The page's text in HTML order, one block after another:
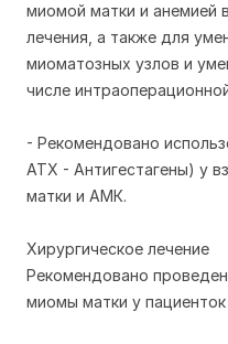
миомой матки и анемией
лечения, а также для
миоматозных узлов и
числе
- Рекомендовано
АТХ - Антигестагены) у
матки и АМК.
Хирургическое лечение
Рекомендовано
миомы матки у пациенток